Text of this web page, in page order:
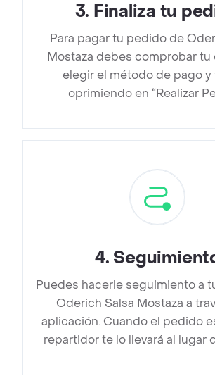
3. Finaliza tu
Para pagar tu pedido de
Mostaza debes comprobar tu
elegir el método de pago y
oprimiendo en “Realizar
4.
Puedes hacerle seguimiento a
Oderich Salsa Mostaza a
aplicación. Cuando el pedido
repartidor te lo llevará al lugar